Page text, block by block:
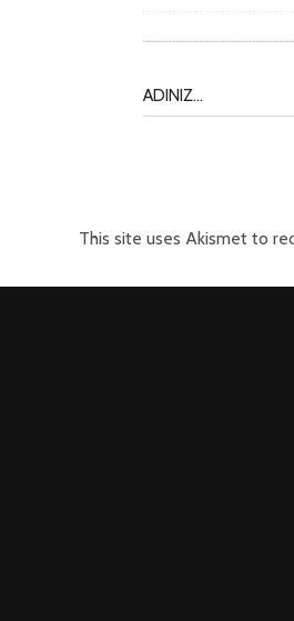
This site uses Akismet to